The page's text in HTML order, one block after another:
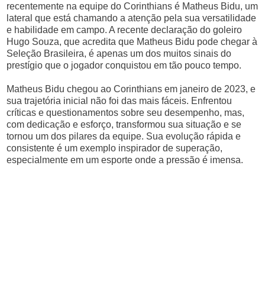
recentemente na equipe do Corinthians é Matheus Bidu, um
lateral que está chamando a atenção pela sua versatilidade
e habilidade em campo. A recente declaração do goleiro
Hugo Souza, que acredita que Matheus Bidu pode chegar à
Seleção Brasileira, é apenas um dos muitos sinais do
prestígio que o jogador conquistou em tão pouco tempo.
Matheus Bidu chegou ao Corinthians em janeiro de 2023, e
sua trajetória inicial não foi das mais fáceis. Enfrentou
críticas e questionamentos sobre seu desempenho, mas,
com dedicação e esforço, transformou sua situação e se
tornou um dos pilares da equipe. Sua evolução rápida e
consistente é um exemplo inspirador de superação,
especialmente em um esporte onde a pressão é imensa.